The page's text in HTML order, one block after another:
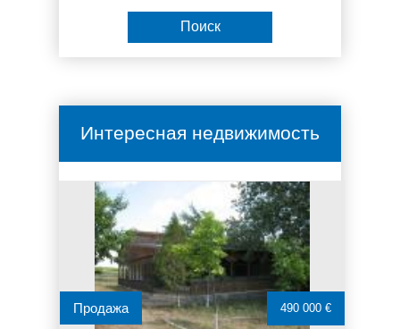
Интересная недвижимость
Продажа 490 000 €